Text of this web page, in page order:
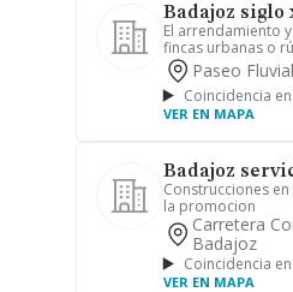
Badajoz siglo
El arrendamiento
fincas urbanas o
Paseo
Coincidencia
VER EN MAPA
Badajoz
Construcciones
la promocion
Carretera
Badajoz
Coincidencia
VER EN MAPA